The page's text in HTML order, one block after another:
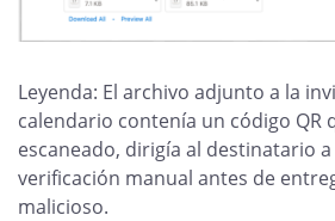
Leyenda: El archivo adjunto a la
calendario contenía un código QR
escaneado, dirigía al destinatario
verificación manual antes de
malicioso.